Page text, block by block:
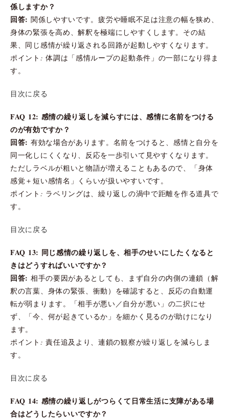
係しますか？
回答: 関係しやすいです。疲労や睡眠不足は注意の幅を狭め、
身体の緊張を高め、解釈を極端にしやすくします。その結
果、同じ感情が繰り返される回路が起動しやすくなります。
ポイント: 体調は「感情ループの起動条件」の一部になり得ま
す。
目次に戻る
FAQ 12: 感情の繰り返しを減らすには、感情に名前をつける
のが有効ですか？
回答: 有効な場合があります。名前をつけると、感情と自分を
同一化しにくくなり、反応を一歩引いて見やすくなります。
ただしラベルが粗いと物語が増えることもあるので、「身体
感覚＋短い感情名」くらいが扱いやすいです。
ポイント: ラベリングは、繰り返しの渦中で距離を作る道具で
す。
目次に戻る
FAQ 13: 同じ感情の繰り返しを、相手のせいにしたくなると
きはどうすればいいですか？
回答: 相手の要因があるとしても、まず自分の内側の連鎖（解
釈の言葉、身体の緊張、衝動）を確認すると、反応の自動運
転が弱まります。「相手が悪い／自分が悪い」の二択にせ
ず、「今、何が起きているか」を細かく見るのが助けになり
ます。
ポイント: 責任追及より、連鎖の観察が繰り返しを減らしま
す。
目次に戻る
FAQ 14: 感情の繰り返しがつらくて日常生活に支障がある場
合はどうしたらいいですか？